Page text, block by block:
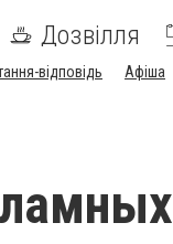
Дозвілля
відповідь Афіша